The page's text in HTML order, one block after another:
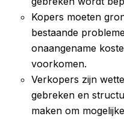
Kopers moeten
bestaande
onaangename
voorkomen.
Verkopers zijn
gebreken en
maken om